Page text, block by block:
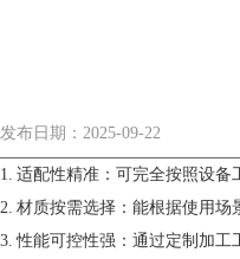
发布日期：2025-09-22
1. 适配性精准：可完全按照设
2. 材质按需选择：能根据使用
3. 性能可控性强：通过定制加